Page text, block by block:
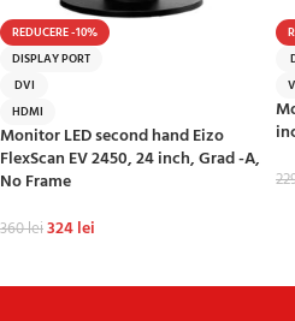
REDUCERE -10%
DISPLAY PORT
DVI
HDMI
Monitor LED second hand Eizo
FlexScan EV 2450, 24 inch, Grad -A,
No Frame
360lei324lei